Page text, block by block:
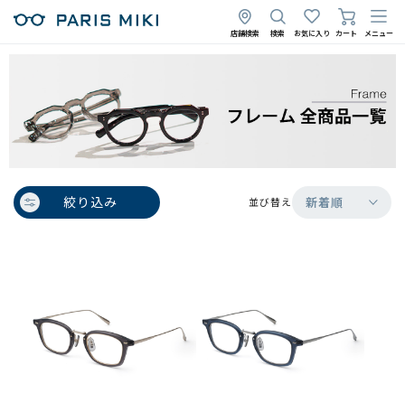
店舗検索 検索 お気に入り カート メニュー
絞り込み 並び替え 新着順